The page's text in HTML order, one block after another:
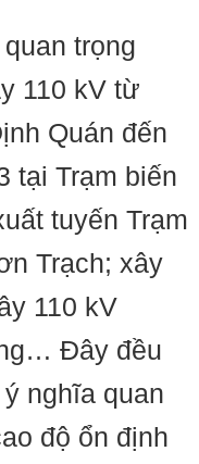
trọng
110 kV từ
Quán đến
tại Trạm biến
tuyến Trạm
Trạch; xây
110 kV
Đây đều
nghĩa quan
độ ổn định